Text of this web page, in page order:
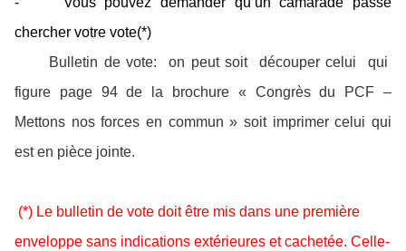
chercher votre vote(*)
Bulletin de vote:
on peut soit découper celui
qui
figure page 94de la brochure « Congrès du PCF –
Mettons nos forces en commun » soit imprimer celui qui
est en pièce jointe.
(*) Le bulletin de vote doit être mis dans une première
enveloppe sans indications extérieures et cachetée. Celle-